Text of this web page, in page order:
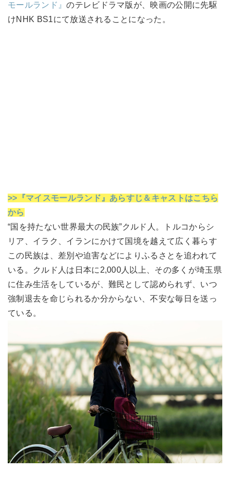
モールランド』のテレビドラマ版が、映画の公開に先駆
けNHK BS1にて放送されることになった。
>>『マイスモールランド』あらすじ＆キャストはこちら
から
“国を持たない世界最大の民族”クルド人。トルコからシ
リア、イラク、イランにかけて国境を越えて広く暮らす
この民族は、差別や迫害などによりふるさとを追われて
いる。クルド人は日本に2,000人以上、その多くが埼玉県
に住み生活をしているが、難民として認められず、いつ
強制退去を命じられるか分からない、不安な毎日を送っ
ている。